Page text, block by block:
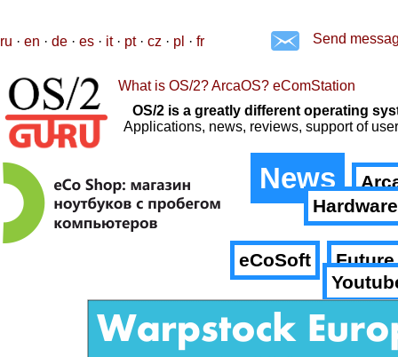
ru · en · de · es · it· pt· cz · pl · fr Send
What is OS/2? ArcaOS? eComStation
OS/2 is a greatly different operating
Applications, news, reviews, support of
News
Hardware
eCoSoft
Future